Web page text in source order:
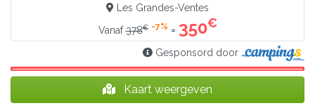
Les Grandes-Ventes
Vanaf378€ -7% = 350€
Gesponsord door
Kaart weergeven